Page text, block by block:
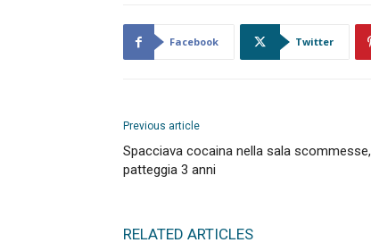
Facebook Twitter
Previous article
Spacciava cocaina nella sala scommesse,
patteggia 3 anni
RELATED ARTICLES